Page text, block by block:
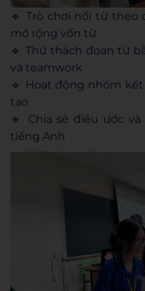
🔹 Trò chơi nối từ theo
mở rộng vốn từ
🔹 Thử thách đoán từ
và teamwork
🔹 Hoạt động nhóm
tạo
🔹 Chia sẻ điều ước
tiếng Anh